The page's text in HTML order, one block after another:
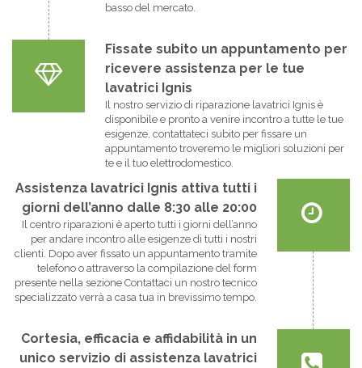
basso del mercato.
Fissate subito un appuntamento per
ricevere assistenza per le tue
lavatrici Ignis
Il nostro servizio di riparazione lavatrici Ignis è
disponibile e pronto a venire incontro a tutte le tue
esigenze, contattateci subito per fissare un
appuntamento troveremo le migliori soluzioni per
te e il tuo elettrodomestico.
Assistenza lavatrici Ignis attiva tutti i
giorni dell’anno dalle 8:30 alle 20:00
Il centro riparazioni è aperto tutti i giorni dell’anno
per andare incontro alle esigenze di tutti i nostri
clienti. Dopo aver fissato un appuntamento tramite
telefono o attraverso la compilazione del form
presente nella sezione Contattaci un nostro tecnico
specializzato verrà a casa tua in brevissimo tempo.
Cortesia, efficacia e affidabilità in un
unico servizio di assistenza lavatrici